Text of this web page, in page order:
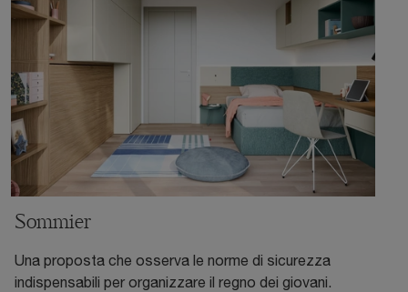
Sommier
Una proposta che osserva le norme di sicurezza
indispensabili per organizzare il regno dei giovani.